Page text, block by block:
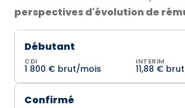
perspectives d'évolution de
Débutant
CDI
1 800 € brut/mois
INTERIM
11,88 €
Confirmé